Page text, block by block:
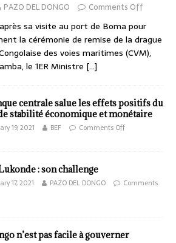
PAZO DEL DONGO Comments Off
sa visite au port de Boma pour
la cérémonie de remise de la drague
des voies maritimes (CVM),
le 1ER Ministre […]
centrale salue les effets positifs du
stabilité économique et monétaire
19, 2021 BEF Comments Off
: son challenge
17, 2021 PAZO DEL DONGO
Comments
n’est pas facile à gouverner